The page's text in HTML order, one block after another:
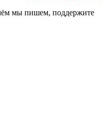
мы пишем, поддержите